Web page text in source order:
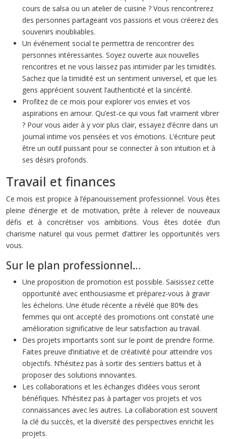
cours de salsa ou un atelier de cuisine ? Vous rencontrerez
des personnes partageant vos passions et vous créerez des
souvenirs inoubliables.
Un événement social te permettra de rencontrer des
personnes intéressantes. Soyez ouverte aux nouvelles
rencontres et ne vous laissez pas intimider par les timidités.
Sachez que la timidité est un sentiment universel, et que les
gens apprécient souvent l’authenticité et la sincérité.
Profitez de ce mois pour explorer vos envies et vos
aspirations en amour. Qu’est-ce qui vous fait vraiment vibrer
? Pour vous aider à y voir plus clair, essayez d’écrire dans un
journal intime vos pensées et vos émotions. L’écriture peut
être un outil puissant pour se connecter à son intuition et à
ses désirs profonds.
Travail et finances
Ce mois est propice à l’épanouissement professionnel. Vous êtes
pleine d’énergie et de motivation, prête à relever de nouveaux
défis et à concrétiser vos ambitions. Vous êtes dotée d’un
charisme naturel qui vous permet d’attirer les opportunités vers
vous.
Sur le plan professionnel…
Une proposition de promotion est possible. Saisissez cette
opportunité avec enthousiasme et préparez-vous à gravir
les échelons. Une étude récente a révélé que 80% des
femmes qui ont accepté des promotions ont constaté une
amélioration significative de leur satisfaction au travail.
Des projets importants sont sur le point de prendre forme.
Faites preuve d’initiative et de créativité pour atteindre vos
objectifs. N’hésitez pas à sortir des sentiers battus et à
proposer des solutions innovantes.
Les collaborations et les échanges d’idées vous seront
bénéfiques. N’hésitez pas à partager vos projets et vos
connaissances avec les autres. La collaboration est souvent
la clé du succès, et la diversité des perspectives enrichit les
projets.